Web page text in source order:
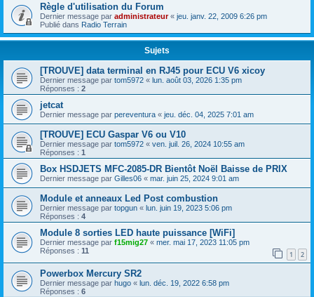
Règle d'utilisation du Forum
Dernier message par administrateur« jeu. janv. 22, 2009 6:26 pm
Publié dans Radio Terrain
Sujets
[TROUVE] data terminal en RJ45 pour ECU V6 xicoy
Dernier message par tom5972 « lun. août 03, 2026 1:35 pm
Réponses : 2
jetcat
Dernier message par pereventura « jeu. déc. 04, 2025 7:01 am
[TROUVE] ECU Gaspar V6 ou V10
Dernier message par tom5972 « ven. juil. 26, 2024 10:55 am
Réponses : 1
Box HSDJETS MFC-2085-DR Bientôt Noël Baisse de PRIX
Dernier message par Gilles06 « mar. juin 25, 2024 9:01 am
Module et anneaux Led Post combustion
Dernier message par topgun « lun. juin 19, 2023 5:06 pm
Réponses : 4
Module 8 sorties LED haute puissance [WiFi]
Dernier message par f15mig27 « mer. mai 17, 2023 11:05 pm
Réponses : 11 1 2
Powerbox Mercury SR2
Dernier message par hugo « lun. déc. 19, 2022 6:58 pm
Réponses : 6